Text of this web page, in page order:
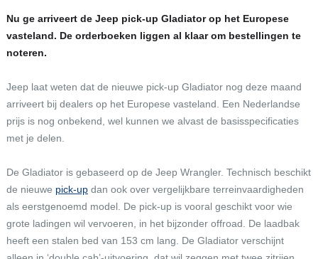
Nu ge arriveert de Jeep pick-up Gladiator op het Europese
vasteland. De orderboeken liggen al klaar om bestellingen te
noteren.
Jeep laat weten dat de nieuwe pick-up Gladiator nog deze maand
arriveert bij dealers op het Europese vasteland. Een Nederlandse
prijs is nog onbekend, wel kunnen we alvast de basisspecificaties
met je delen.
De Gladiator is gebaseerd op de Jeep Wrangler. Technisch beschikt
de nieuwe pick-updan ook over vergelijkbare terreinvaardigheden
als eerstgenoemd model. De pick-up is vooral geschikt voor wie
grote ladingen wil vervoeren, in het bijzonder offroad. De laadbak
heeft een stalen bed van 153 cm lang. De Gladiator verschijnt